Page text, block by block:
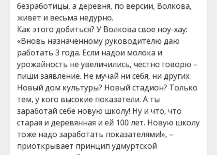
безработицы, а деревня, по версии, Волкова,
живет и весьма недурно.
Как этого добиться? У Волкова свое ноу-хау:
«Вновь назначенному руководителю даю
работать 3 года. Если надои молока и
урожайность не увеличились, честно говорю –
пиши заявление. Не мучай ни себя, ни других.
Новый дом культуры? Новый стадион? Только
тем, у кого высокие показатели. А ты
заработай себе новую школу! Ну и что, что
старая и деревянная и ей 100 лет. Новую школу
тоже надо заработать показателями!», –
приоткрывает принцип удмуртской